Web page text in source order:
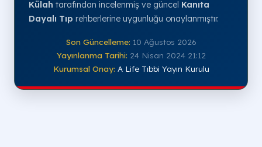
Külah tarafından incelenmiş ve güncel Kanıta
Dayalı Tıp rehberlerine uygunluğu onaylanmıştır.
Son Güncelleme: 10 Ağustos 2026
Yayınlanma Tarihi: 24 Nisan 2024 21:12
Kurumsal Onay: A Life Tıbbi Yayın Kurulu